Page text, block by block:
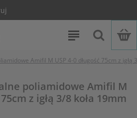
Amifil M USP 4-0 długość 75cm z igłą
poliamidowe Amifil M
z igłą 3/8 koła 19mm